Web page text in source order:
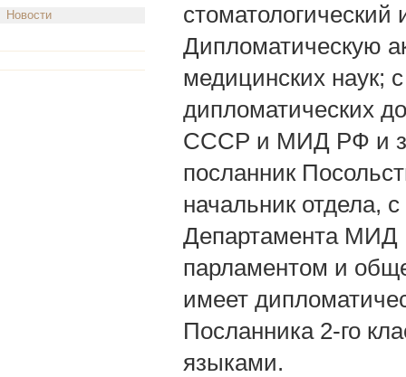
Новости
Дипломатическую
медицинских наук;
дипломатических
СССР и МИД РФ и
посланник
начальник отдела,
Департамента МИД
парламентом и
имеет
Посланника 2-го
языками.